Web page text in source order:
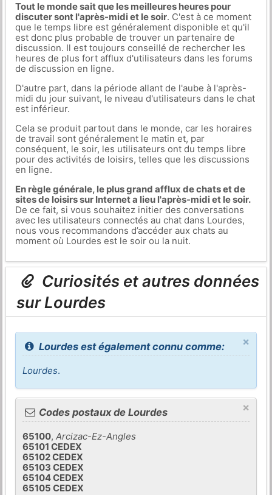
Tout le monde sait que les meilleures heures pour
discuter sont l'après-midi et le soir. C'est à ce moment
que le temps libre est généralement disponible et qu'il
est donc plus probable de trouver un partenaire de
discussion. Il est toujours conseillé de rechercher les
heures de plus fort afflux d'utilisateurs dans les forums
de discussion en ligne.
D'autre part, dans la période allant de l'aube à l'après-
midi du jour suivant, le niveau d'utilisateurs dans le chat
est inférieur.
Cela se produit partout dans le monde, car les horaires
de travail sont généralement le matin et, par
conséquent, le soir, les utilisateurs ont du temps libre
pour des activités de loisirs, telles que les discussions
en ligne.
En règle générale, le plus grand afflux de chats et de
sites de loisirs sur Internet a lieu l'après-midi et le soir.
De ce fait, si vous souhaitez initier des conversations
avec les utilisateurs connectés au chat dans Lourdes,
nous vous recommandons d’accéder aux chats au
moment où Lourdes est le soir ou la nuit.
Curiosités et autres données
sur Lourdes
×
Lourdes est également connu comme:
Lourdes.
×
Codes postaux de Lourdes
65100,Arcizac-Ez-Angles
65101 CEDEX
65102 CEDEX
65103 CEDEX
65104 CEDEX
65105 CEDEX